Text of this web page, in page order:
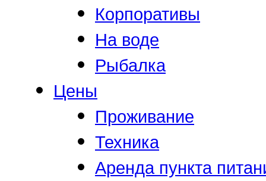
Корпоративы
На воде
Рыбалка
Цены
Проживание
Техника
Аренда пункта